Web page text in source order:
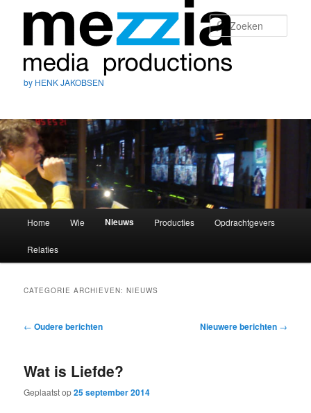
by HENK JAKOBSEN
Spring
naar
Spring
naar
Home Wie Nieuws Producties Opdrachtgevers
Relaties
CATEGORIE ARCHIEVEN:NIEUWS
Bericht
← Oudere berichten Nieuwere berichten →
Wat is Liefde?
Geplaatst op25 september 2014